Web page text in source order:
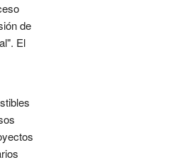
de
El